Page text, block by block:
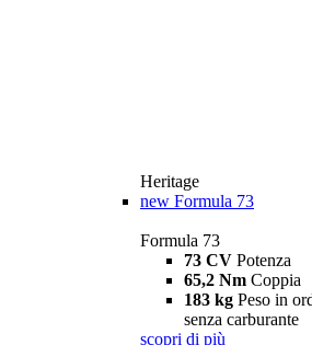
Heritage
new Formula 73
Formula 73
73 CV Potenza
65,2 Nm Coppia
183 kg Peso in
senza carburante
scopri di più